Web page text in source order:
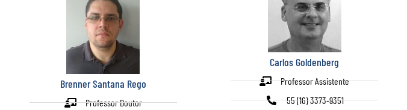
Brenner Santana Rego
Professor Doutor
Carlos Goldenberg
Professor Assistente
55 (16) 3373-9351